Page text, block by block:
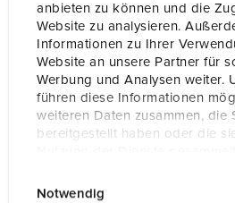
anbieten zu können und die
Website zu analysieren.
Informationen zu Ihrer
Website an unsere Partner für
Werbung und Analysen weiter.
führen diese Informationen
weiteren Daten zusammen, die
bereitgestellt haben oder die
Notwendig